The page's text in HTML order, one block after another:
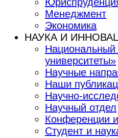
Менеджмент
Экономика
НАУКА И
Национальный
университеты»
Научные
Наши
Научно-
Научный отдел
Конференции
Студент и